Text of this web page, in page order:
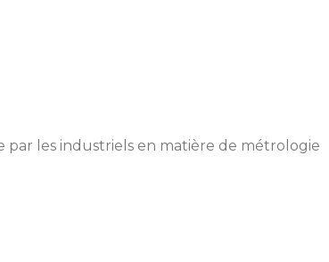
les industriels en matière de métrologie